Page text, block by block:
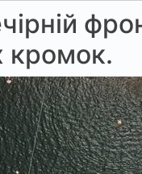
кромок.